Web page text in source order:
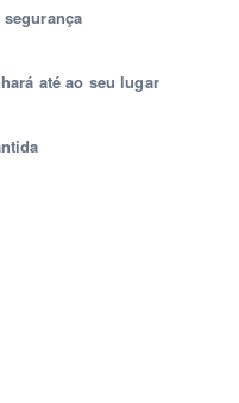
até ao seu lugar